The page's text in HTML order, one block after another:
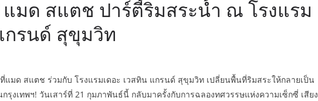
แมด สแตช ปาร์ตี้ริมสระน้ำ ณ โรงแรม
กรนด์ สุขุมวิท
แมด สแตช ร่วมกับ โรงแรมเดอะ เวสทิน แกรนด์ สุขุมวิท เปลี่ยนพื้นที่ริมสระให้กลายเป็น
งเทพฯ! วันเสาร์ที่ 21 กุมภาพันธ์นี้ กลับมาครั้งกับการฉลองทศวรรษแห่งความเซ็กซี่ เสียง